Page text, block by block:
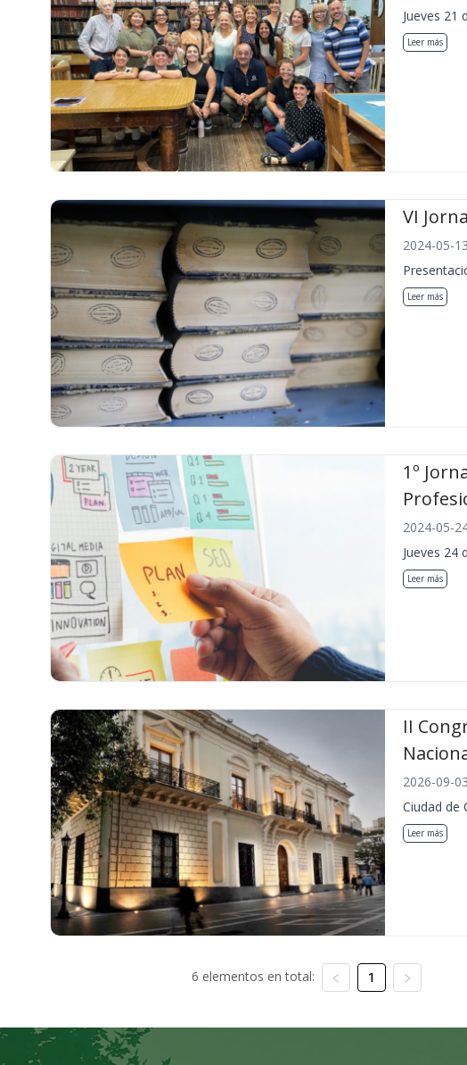
Jueves 21
Leer más
VI
2024-05-
Leer más
1º
2024-05-
Jueves 24
Leer más
II
2026-09-
Ciudad de
Leer más
6 elementos en total: 1